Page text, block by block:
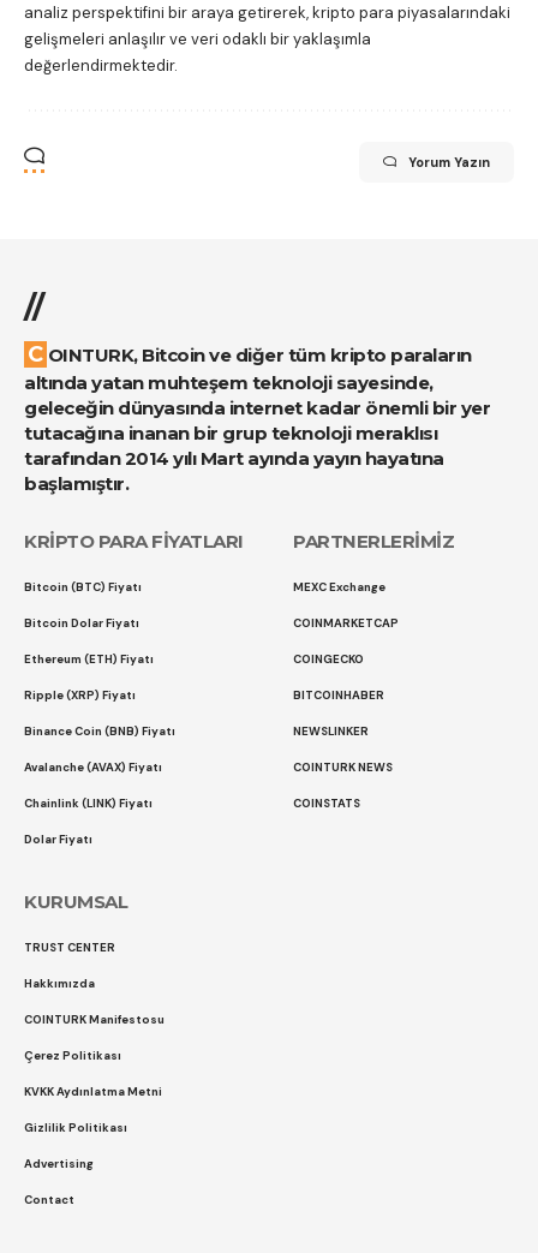
analiz perspektifini bir araya getirerek, kripto para piyasalarındaki
gelişmeleri anlaşılır ve veri odaklı bir yaklaşımla
değerlendirmektedir.
Yorum Yazın
//
COINTURK, Bitcoin ve diğer tüm kripto paraların
altında yatan muhteşem teknoloji sayesinde,
geleceğin dünyasında internet kadar önemli bir yer
tutacağına inanan bir grup teknoloji meraklısı
tarafından 2014 yılı Mart ayında yayın hayatına
başlamıştır.
KRİPTO PARA FİYATLARI
Bitcoin (BTC) Fiyatı
Bitcoin Dolar Fiyatı
Ethereum (ETH) Fiyatı
Ripple (XRP) Fiyatı
Binance Coin (BNB) Fiyatı
Avalanche (AVAX) Fiyatı
Chainlink (LINK) Fiyatı
Dolar Fiyatı
PARTNERLERİMİZ
MEXC Exchange
COINMARKETCAP
COINGECKO
BITCOINHABER
NEWSLINKER
COINTURK NEWS
COINSTATS
KURUMSAL
TRUST CENTER
Hakkımızda
COINTURK Manifestosu
Çerez Politikası
KVKK Aydınlatma Metni
Gizlilik Politikası
Advertising
Contact